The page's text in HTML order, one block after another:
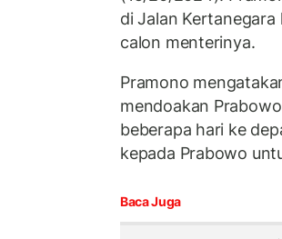
di Jalan
calon menterinya.
Pramono
mendoakan
beberapa hari ke
kepada Prabowo
Baca Juga